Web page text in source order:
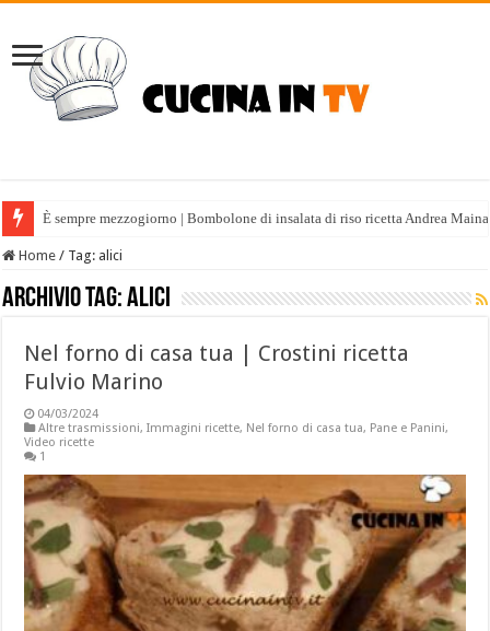
È sempre mezzogiorno | Bombolone di insalata di riso ricetta Andrea
È sempre mezzogiorno | Tabulè estivo ricetta Fabio Potenzano
Home / Tag: alici
Archivio tag:alici
Nel forno di casa tua | Crostini ricetta
Fulvio Marino
04/03/2024
Altre trasmissioni,Immagini ricette, Nel forno di casa tua, Pane e Panini,
Video ricette
1